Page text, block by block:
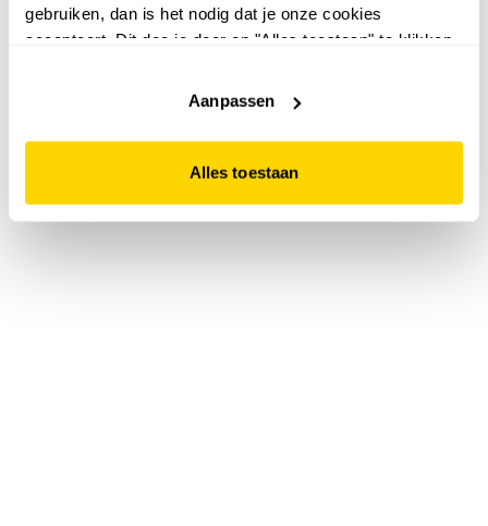
gebruiken, dan is het nodig dat je onze cookies
accepteert. Dit doe je door op "Alles toestaan" te klikken.
website niet optimaal functioneert.
Aanpassen
Alles toestaan